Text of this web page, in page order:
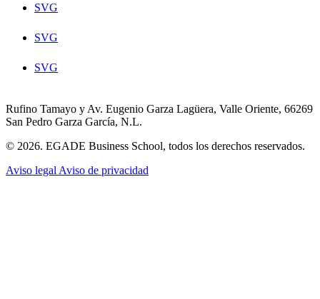
SVG
SVG
SVG
Rufino Tamayo y Av. Eugenio Garza Lagüera, Valle Oriente, 66269
San Pedro Garza García, N.L.
© 2026. EGADE Business School, todos los derechos reservados.
Aviso legal Aviso de privacidad